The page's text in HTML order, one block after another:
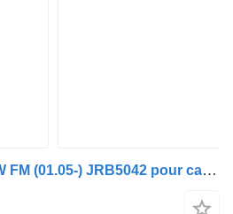
Direction assistée TRW FM (01.05-) JRB5042 pour camion Volvo FM7-FM12, FM, FMX (1998-2014)